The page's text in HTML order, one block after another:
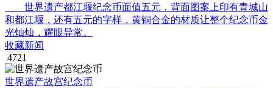
世界遗产都江堰纪念币面值五元，背面图案上印有青城山
和都江堰，还有五元的字样，黄铜合金的材质让整个纪念币金
光灿灿，耀眼异常。
收藏新闻
4721
世界遗产故宫纪念币